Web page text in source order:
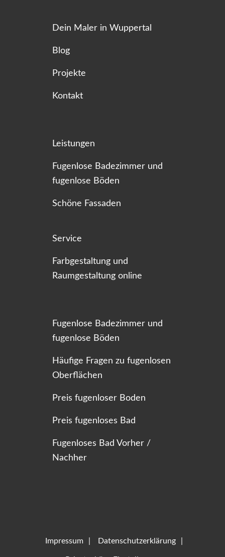
Dein Maler in Wuppertal
Blog
Projekte
Kontakt
Leistungen
Fugenlose Badezimmer und
fugenlose Böden
Schöne Fassaden
Service
Farbgestaltung und
Raumgestaltung online
Fugenlose Badezimmer und
fugenlose Böden
Häufige Fragen zu fugenlosen
Oberflächen
Preis fugenloser Boden
Preis fugenloses Bad
Fugenloses Bad Vorher /
Nachher
Impressum Datenschutzerklärung